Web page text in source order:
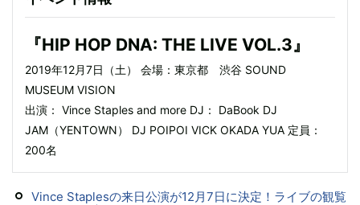
『HIP HOP DNA: THE LIVE VOL.3』
2019年12月7日（土） 会場：東京都 渋谷 SOUND
MUSEUM VISION
出演： Vince Staples and more DJ： DaBook DJ
JAM（YENTOWN） DJ POIPOI VICK OKADA YUA 定員：
200名
Vince Staplesの来日公演が12月7日に決定！ライブの観覧